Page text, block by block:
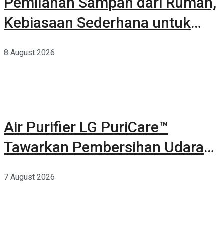
Kebiasaan Sederhana untuk
8 August 2026
Air Purifier LG PuriCare™
Tawarkan Pembersihan Udara
7 August 2026